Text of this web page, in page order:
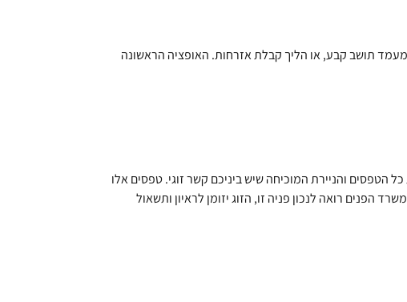
תושב קבע, או הליך קבלת אזרחות. האופציה הראשונה
הטפסים והניירת המוכיחה שיש ביניכם קשר זוגי. טפסים אלו
רואה לנכון פניה זו, הזוג יזומן לראיון ותשאול